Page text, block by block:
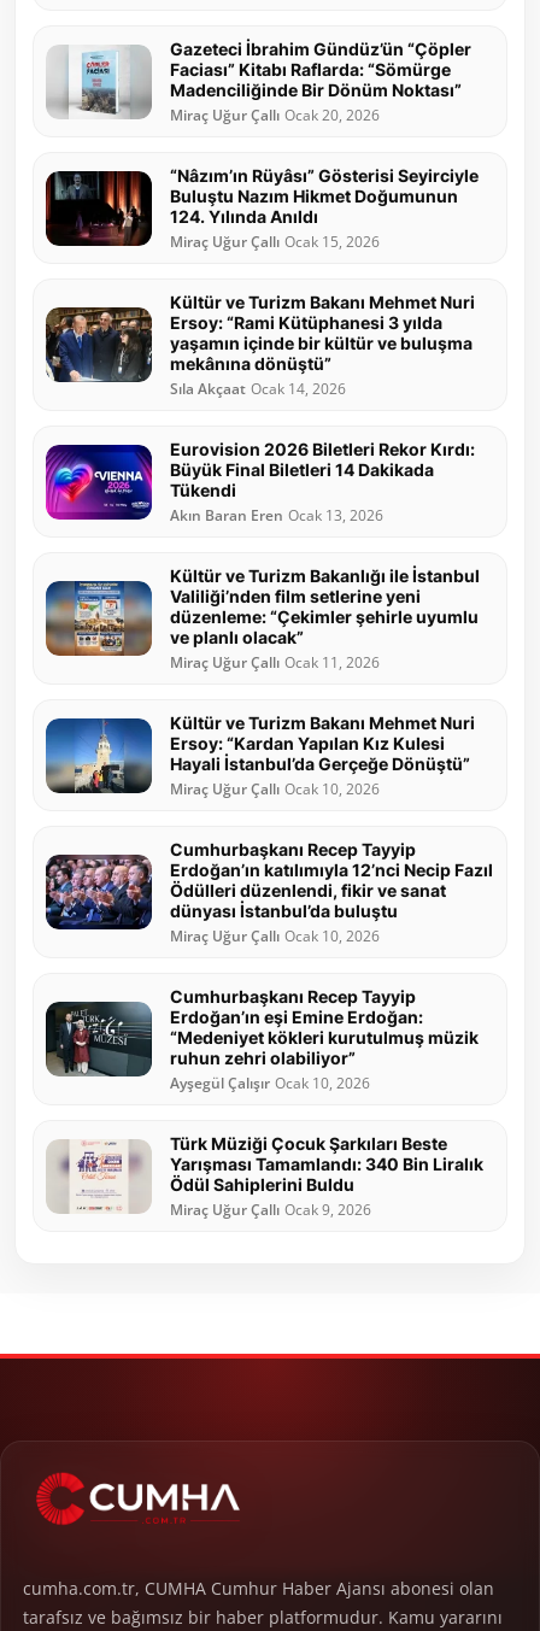
Gazeteci İbrahim Gündüz’ün “Çöpler
Faciası” Kitabı Raflarda: “Sömürge
Madenciliğinde Bir Dönüm Noktası”
Miraç Uğur Çallı Ocak 20, 2026
“Nâzım’ın Rüyâsı” Gösterisi Seyirciyle
Buluştu Nazım Hikmet Doğumunun
124. Yılında Anıldı
Miraç Uğur Çallı Ocak 15, 2026
Kültür ve Turizm Bakanı Mehmet Nuri
Ersoy: “Rami Kütüphanesi 3 yılda
yaşamın içinde bir kültür ve buluşma
mekânına dönüştü”
Sıla Akçaat Ocak 14, 2026
Eurovision 2026 Biletleri Rekor Kırdı:
Büyük Final Biletleri 14 Dakikada
Tükendi
Akın Baran Eren Ocak 13, 2026
Kültür ve Turizm Bakanlığı ile İstanbul
Valiliği’nden film setlerine yeni
düzenleme: “Çekimler şehirle uyumlu
ve planlı olacak”
Miraç Uğur Çallı Ocak 11, 2026
Kültür ve Turizm Bakanı Mehmet Nuri
Ersoy: “Kardan Yapılan Kız Kulesi
Hayali İstanbul’da Gerçeğe Dönüştü”
Miraç Uğur Çallı Ocak 10, 2026
Cumhurbaşkanı Recep Tayyip
Erdoğan’ın katılımıyla 12’nci Necip Fazıl
Ödülleri düzenlendi, fikir ve sanat
dünyası İstanbul’da buluştu
Miraç Uğur Çallı Ocak 10, 2026
Cumhurbaşkanı Recep Tayyip
Erdoğan’ın eşi Emine Erdoğan:
“Medeniyet kökleri kurutulmuş müzik
ruhun zehri olabiliyor”
Ayşegül Çalışır Ocak 10, 2026
Türk Müziği Çocuk Şarkıları Beste
Yarışması Tamamlandı: 340 Bin Liralık
Ödül Sahiplerini Buldu
Miraç Uğur Çallı Ocak 9, 2026
cumha.com.tr, CUMHA Cumhur Haber Ajansı abonesi olan
tarafsız ve bağımsız bir haber platformudur. Kamu yararını